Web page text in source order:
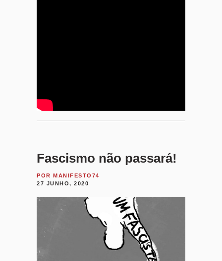
Fascismo não passará!
POR
MANIFESTO74
27 JUNHO, 2020